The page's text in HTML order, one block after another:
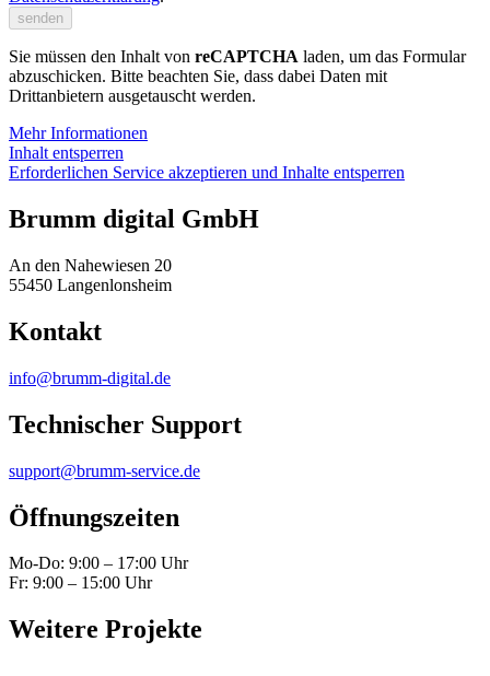
Sie müssen den Inhalt von reCAPTCHA laden, um das Formular
abzuschicken. Bitte beachten Sie, dass dabei Daten mit
Drittanbietern ausgetauscht werden.
Mehr Informationen
Inhalt entsperren
Erforderlichen Service akzeptieren und Inhalte entsperren
Brumm digital GmbH
An den Nahewiesen 20
55450 Langenlonsheim
Kontakt
info@brumm-digital.de
Technischer Support
support@brumm-service.de
Öffnungszeiten
Mo-Do: 9:00 – 17:00 Uhr
Fr: 9:00 – 15:00 Uhr
Weitere Projekte